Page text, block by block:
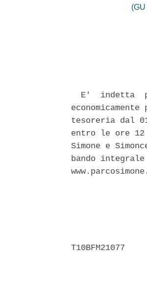
(GU
E'  indetta
tesoreria dal
entro le ore
Simone e
bando